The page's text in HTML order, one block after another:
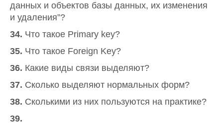
данных и объектов базы данных, их изменения
и удаления”?
34. Что такое Primary key?
35. Что такое Foreign Key?
36. Какие виды связи выделяют?
37. Сколько выделяют нормальных форм?
38. Сколькими из них пользуются на практике?
39.